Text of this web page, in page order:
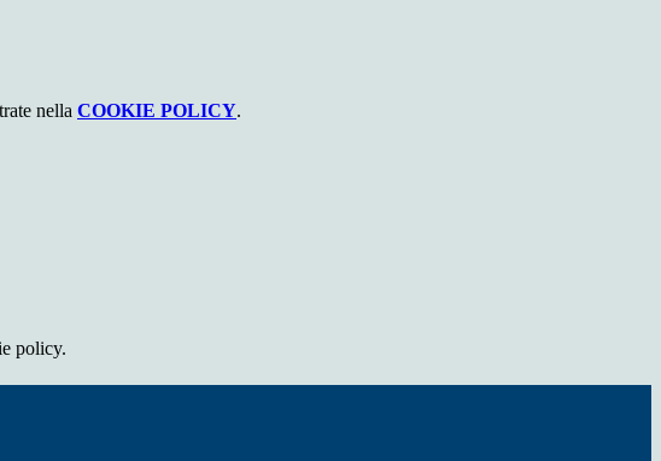
nella COOKIE POLICY.
policy.